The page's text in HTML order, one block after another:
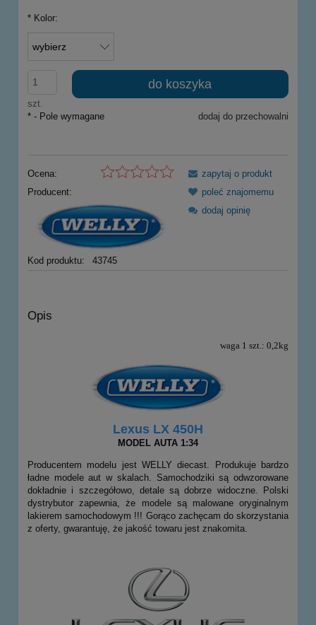
* Kolor:
szt.
do koszyka
dodaj do przechowalni
* - Pole wymagane
Ocena:
Producent:
Kod produktu: 43745
zapytaj o produkt
poleć znajomemu
dodaj opinię
Opis
waga 1 szt.: 0,2kg
Lexus LX 450H
MODEL AUTA 1:34
Producentem modelu jest WELLY diecast. Produkuje bardzo
ładne modele aut w skalach. Samochodziki są odwzorowane
dokładnie i szczegółowo, detale są dobrze widoczne. Polski
dystrybutor zapewnia, że modele są malowane oryginalnym
lakierem samochodowym !!! Gorąco zachęcam do skorzystania
z oferty, gwarantuję, że jakość towaru jest znakomita.